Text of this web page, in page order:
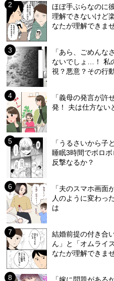
ほぼ手ぶらなのに
理解できないけど
なたが理解できま
「あら、ごめんな
ないでしょ…！ 私
視？悪意？その行
「義母の発言が
発！ 夫は仕方ない
「うるさいから子
睡眠3時間でボロ
反撃なるか？
「夫のスマホ画
人のように変わっ
は
結婚前提の付き合
ん」と「オムライ
なたが理解できま